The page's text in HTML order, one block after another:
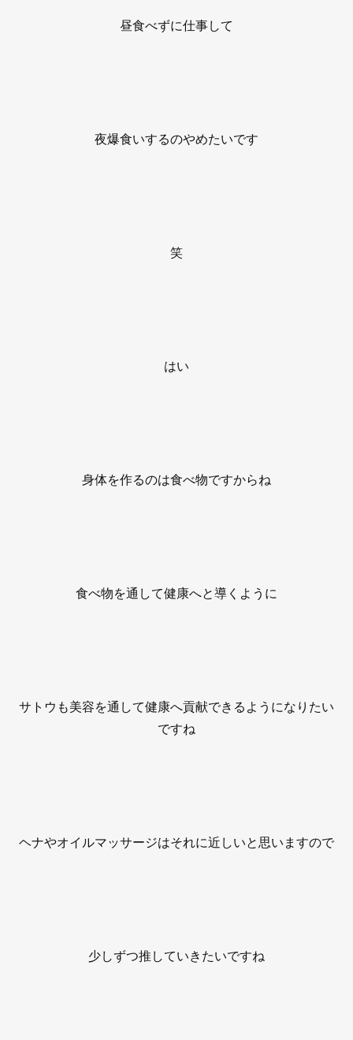
昼食べずに仕事して
夜爆食いするのやめたいです
笑
はい
身体を作るのは食べ物ですからね
食べ物を通して健康へと導くように
サトウも美容を通して健康へ貢献できるようになりたい
ですね
ヘナやオイルマッサージはそれに近しいと思いますので
少しずつ推していきたいですね